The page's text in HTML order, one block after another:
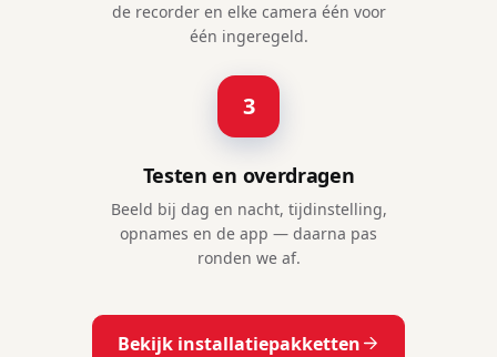
de recorder en elke camera één voor
één ingeregeld.
3
Testen en overdragen
Beeld bij dag en nacht, tijdinstelling,
opnames en de app — daarna pas
ronden we af.
Bekijk installatiepakketten